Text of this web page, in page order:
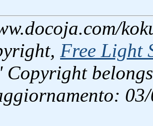
Free Light
Copyright